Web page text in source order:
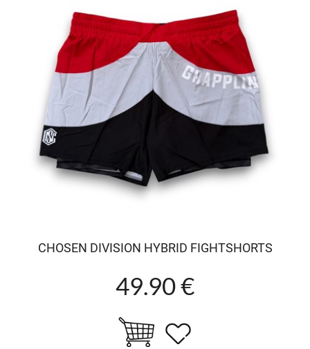
CHOSEN DIVISION HYBRID FIGHTSHORTS
49.90 €